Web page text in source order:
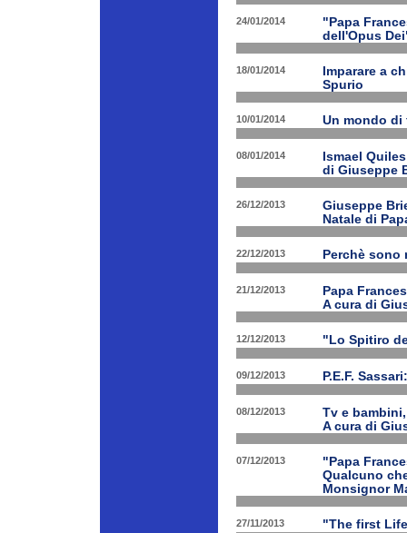
24/01/2014
"Papa
dell'Opus
18/01/2014
Imparare a
Spurio
10/01/2014 Un mondo di
08/01/2014
Ismael
di Giuseppe
26/12/2013
Giuseppe
Natale di
22/12/2013 Perchè sono
21/12/2013
Papa
A cura di
12/12/2013 "Lo Spitiro
09/12/2013 P.E.F.
08/12/2013
Tv e
A cura di
07/12/2013
"Papa
Qualcuno
Monsignor
27/11/2013 "The first